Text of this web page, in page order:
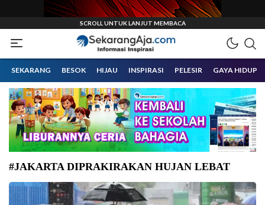
Sekarangaja
Informasi Inspirasi Malang Raya
SEKARANG BESOK HIJAU INSPIRASI PELESIR GAYA HIDUP
#JAKARTA DIPRAKIRAKAN HUJAN LEBAT
Siap payung karena Jakarta diprediksi hujan ringan hingga lebat, Jumat
(6/3/2026) hari ini. (Foto: ilustrasi/Doc-beritajakarta.id)